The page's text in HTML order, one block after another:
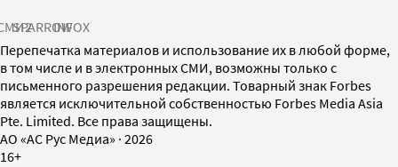
SPARROWINFOX
Перепечатка материалов и использование их в любой форме,
в том числе и в электронных СМИ, возможны только с
письменного разрешения редакции. Товарный знак Forbes
является исключительной собственностью Forbes Media Asia
Pte. Limited. Все права защищены.
AO «АС Рус Медиа» · 2026
16+